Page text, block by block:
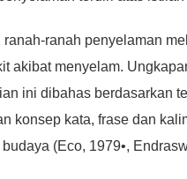
ranah-ranah penyelaman
akibat menyelam.
ini dibahas berdasarkan
konsep kata, frase dan
(Eco, 1979•,